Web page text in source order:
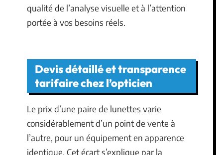
qualité de l’analyse visuelle et à l’attention
portée à vos besoins réels.
Devis détaillé et transparence
tarifaire chez l’opticien
Le prix d’une paire de lunettes varie
considérablement d’un point de vente à
l’autre, pour un équipement en apparence
identique. Cet écart s’explique par la